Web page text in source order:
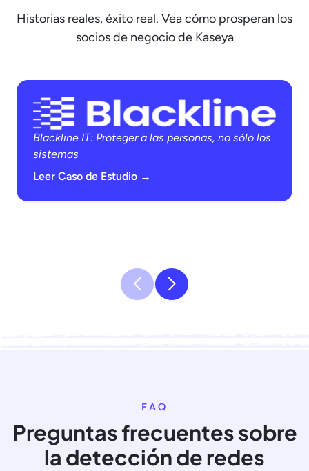
Historias reales, éxito real. Vea cómo prosperan los
socios de negocio de Kaseya
Blackline IT: Proteger a las personas, no sólo los
sistemas
Leer Caso de Estudio →
FAQ
Preguntas frecuentes sobre
la detección de redes